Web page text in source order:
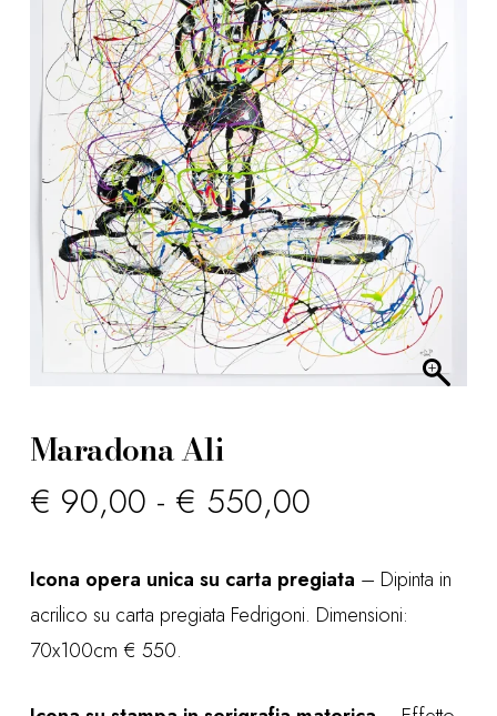
Maradona Ali
€ 90,00 - € 550,00Fascia
prezzo:
da
€ 90,00
€ 550,00
Icona opera unica su carta pregiata – Dipinta in
acrilico su carta pregiata Fedrigoni. Dimensioni:
70x100cm € 550.